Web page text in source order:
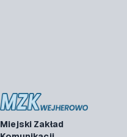
Miejski Zakład